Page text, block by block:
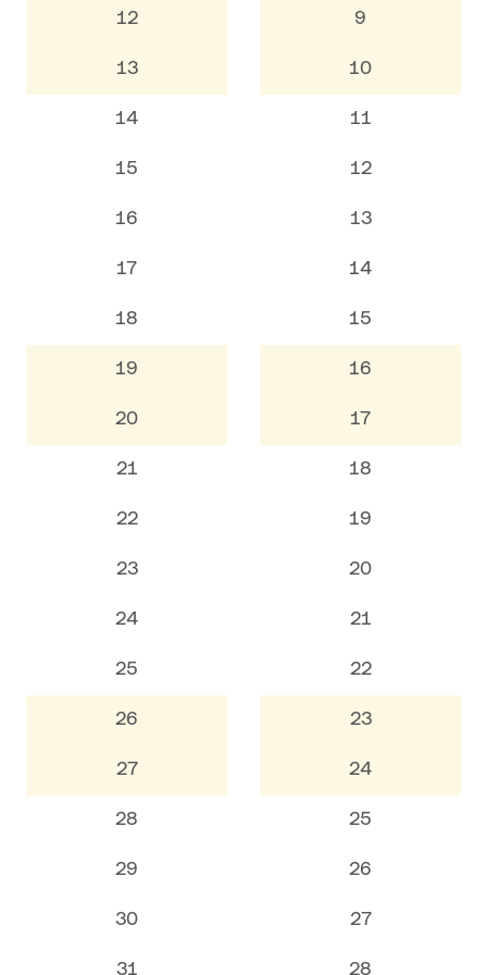
12
13
14
15
16
17
18
19
20
21
22
23
24
25
26
27
28
29
30
31
9
10
11
12
13
14
15
16
17
18
19
20
21
22
23
24
25
26
27
28